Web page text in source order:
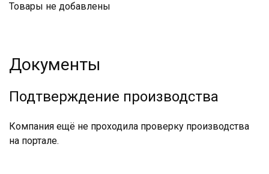
Товары не добавлены
Документы
Подтверждение производства
Компания ещё не проходила проверку производства
на портале.